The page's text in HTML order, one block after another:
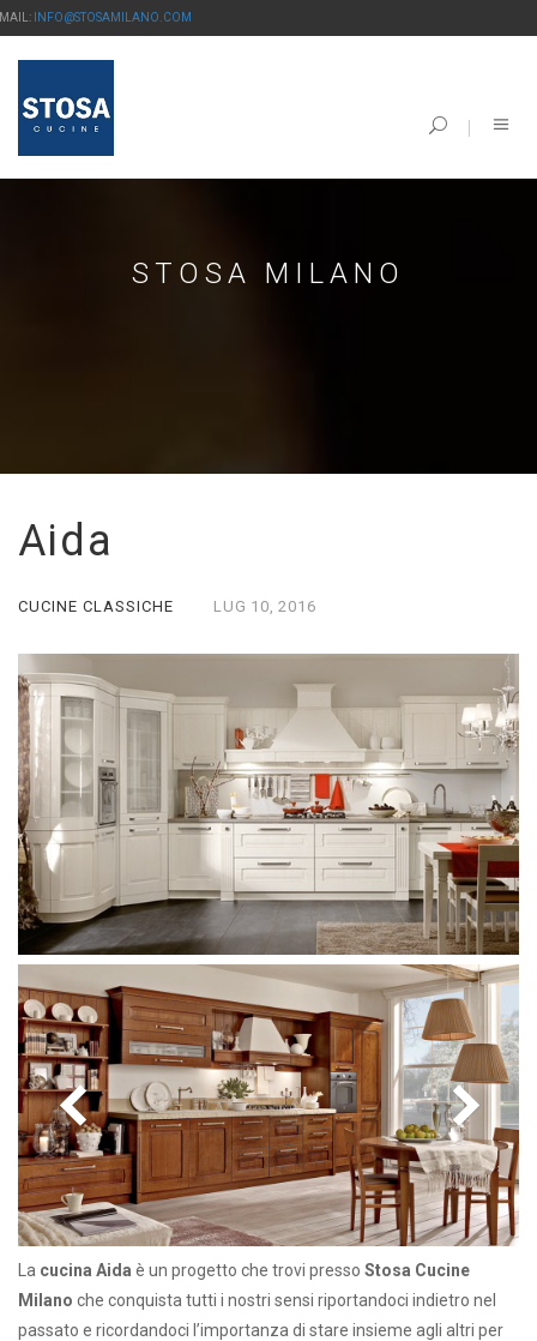
INFO@STOSAMILANO.COM
STOSA MILANO
Aida
CUCINE CLASSICHE LUG 10, 2016
La cucina Aida è un progetto che trovi presso Stosa Cucine
Milano che conquista tutti i nostri sensi riportandoci indietro nel
passato e ricordandoci l’importanza di stare insieme agli altri per